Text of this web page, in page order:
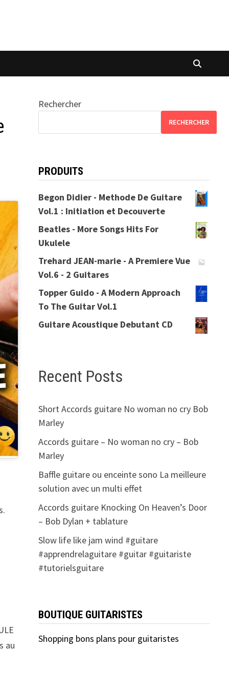
au
Rechercher
RECHERCHER
PRODUITS
Begon Didier - Methode De Guitare
Vol.1 : Initiation et Decouverte
Beatles - More Songs Hits For
Ukulele
Trehard JEAN-marie - A Premiere Vue
Vol.6 - 2 Guitares
Topper Guido - A Modern Approach
To The Guitar Vol.1
Guitare Acoustique Debutant CD
Recent Posts
Short Accords guitare No woman no cry Bob
Marley
Accords guitare – No woman no cry – Bob
Marley
Baffle guitare ou enceinte sono La meilleure
solution avec un multi effet
Accords guitare Knocking On Heaven’s Door
– Bob Dylan + tablature
Slow life like jam wind #guitare
#apprendrelaguitare #guitar #guitariste
#tutorielsguitare
BOUTIQUE GUITARISTES
Shopping bons plans pour guitaristes